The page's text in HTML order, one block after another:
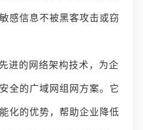
感信息不被黑客攻击或窃
进的网络架构技术，为企
全的广域网组网方案。它
化的优势，帮助企业降低